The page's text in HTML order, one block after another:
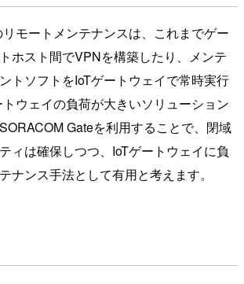
モートメンテナンスは、これまでゲー
ホスト間でVPNを構築したり、メンテ
トソフトをIoTゲートウェイで常時実行
ウェイの負荷が大きいソリューション
Gateを利用することで、閉域
ィは確保しつつ、IoTゲートウェイに負
ナンス手法として有用と考えます。